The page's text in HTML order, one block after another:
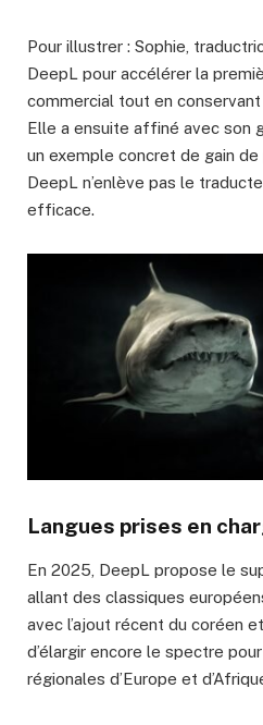
Pour illustrer : Sophie,
DeepL pour accélérer la
commercial tout en
Elle a ensuite affiné avec son
un exemple concret de gain
DeepL n’enlève pas le
efficace.
Langues prises en
En 2025, DeepL propose le
allant des classiques
avec l’ajout récent du coréen
d’élargir encore le spectre
régionales d’Europe et